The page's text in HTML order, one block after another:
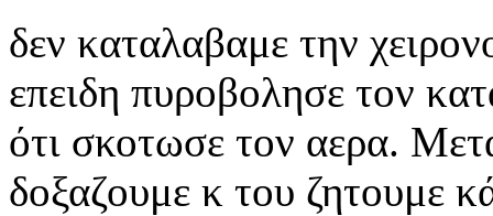
δεν καταλαβαμε την
επειδη πυροβολησε τον
ότι σκοτωσε τον αερα.
δοξαζουμε κ του ζητουμε